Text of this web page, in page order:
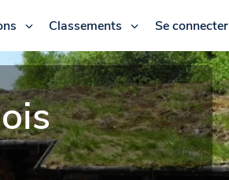
Classements Se connecter